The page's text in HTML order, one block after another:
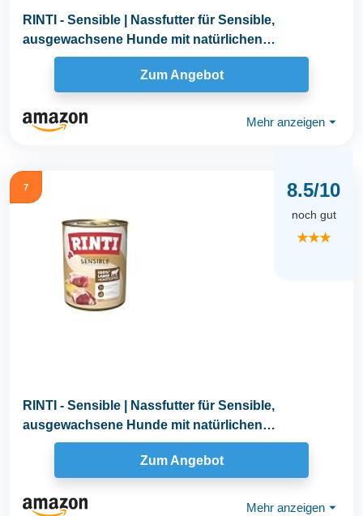
RINTI - Sensible | Nassfutter für Sensible,
ausgewachsene Hunde mit natürlichen
Fleischstücken...
Zum Angebot
Mehr anzeigen ⏷
7 8.5/10
noch gut
★★★
RINTI - Sensible | Nassfutter für Sensible,
ausgewachsene Hunde mit natürlichen
Fleischstücken...
Zum Angebot
Mehr anzeigen ⏷